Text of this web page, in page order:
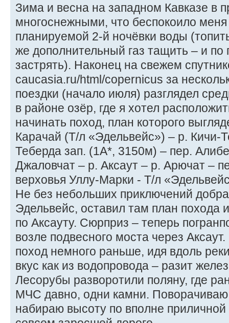
Зима и весна на западном Кавказе в
многоснежными, что беспокоило
планируемой 2-й ночёвки воды
же дополнительный газ тащить – и
застрять). Наконец на свежем
caucasia.ru/html/copernicus за
поездки (начало июля) разглядел
в районе озёр, где я хотел
начинать поход, план которого
Карачай (Т/л «Эдельвейс») – р. Кичи-
Теберда зап. (1А*, 3150м) – пер.
Джаловчат – р. Аксаут – р. Арючат –
верховья Уллу-Марки - Т/л
Не без небольших приключений
Эдельвейс, оставил там план похода
по Аксауту. Сюрприз – теперь
возле подвесного моста через
поход немного раньше, идя вдоль
вкус как из водопровода – разит
Лесорубы разворотили поляну, где
МЧС давно, одни камни. Поворачиваю
набираю высоту по вполне